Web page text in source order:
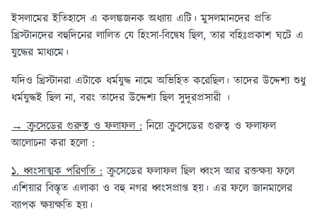
ইসলামের ইতিহাসে এ কলঙ্কজনক অধ্যায় এটি। মুসলমানদের প্রতি
খ্রিস্টানদের বহুদিনের লালিত যে হিংসা-বিদ্বেষ ছিল, তার বহিঃপ্রকাশ ঘটে এ
যুদ্ধের মাধ্যমে।
যদিও খ্রিস্টানরা এটাকে ধর্মযুদ্ধ নামে অভিহিত করেছিল। তাদের উদ্দেশ্য শুধু
ধর্মযুদ্ধই ছিল না, বরং তাদের উদ্দেশ্য ছিল সুদূরপ্রসারী ।
→ ক্রুসেডের গুরুত্ব ও ফলাফল : নিয়ে ক্রুসেডের গুরুত্ব ও ফলাফল
আলোচনা করা হলো :
১. ধ্বংসাত্মক পরিণতি : ক্রুসেডের ফলাফল ছিল ধ্বংস আর রক্তক্ষয় ফলে
এশিয়ার বিস্তৃত এলাকা ও বহু নগর ধ্বংসপ্রাপ্ত হয়। এর ফলে জানমালের
ব্যাপক ক্ষয়ক্ষতি হয়।